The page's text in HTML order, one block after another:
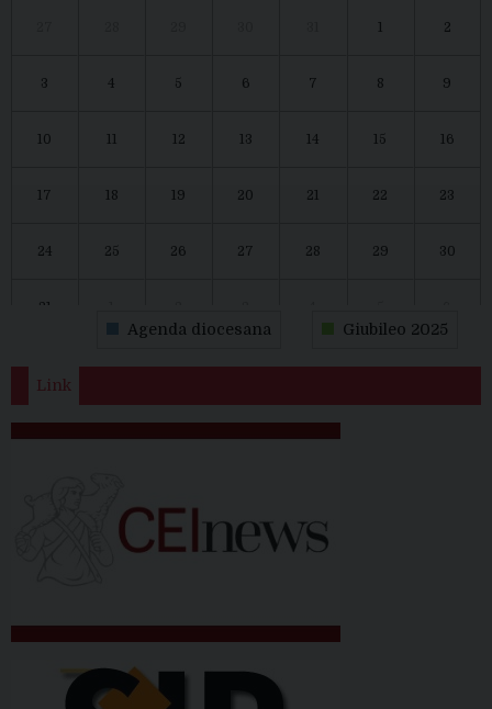
2
3 4 5 6 7 8 9
10 12 13 14 15 16
17 18 19 20 21 22 23
24 25 26 27 28 29 30
31
Agenda diocesana Giubileo 2025
Link